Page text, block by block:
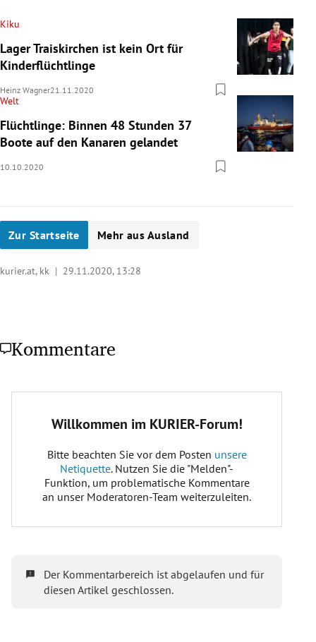
Kiku
Lager Traiskirchen ist kein Ort für
Kinderflüchtlinge
Heinz Wagner21.11.2020
Welt
Flüchtlinge: Binnen 48 Stunden 37
Boote auf den Kanaren gelandet
10.10.2020
Zur Startseite Mehr aus Ausland
kurier.at, kk | 29.11.2020, 13:28
Kommentare